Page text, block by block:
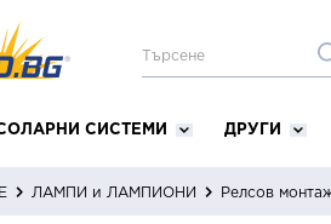
СИСТЕМИ ДРУГИ
ЛАМПИ и ЛАМПИОНИ Релсов